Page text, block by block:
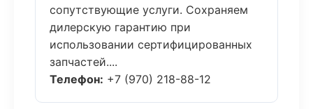
сопутствующие услуги. Сохраняем
дилерскую гарантию при
использовании сертифицированных
запчастей....
Телефон: +7 (970) 218-88-12